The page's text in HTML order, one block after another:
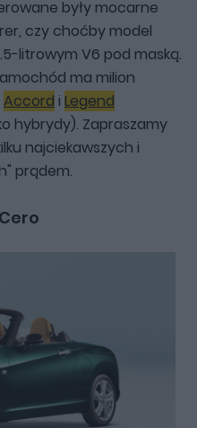
były mocarne
czy choćby model
litrowym V6 pod maską.
ma milion
Accord i Legend
hybrydy). Zapraszamy
najciekawszych i
prądem.